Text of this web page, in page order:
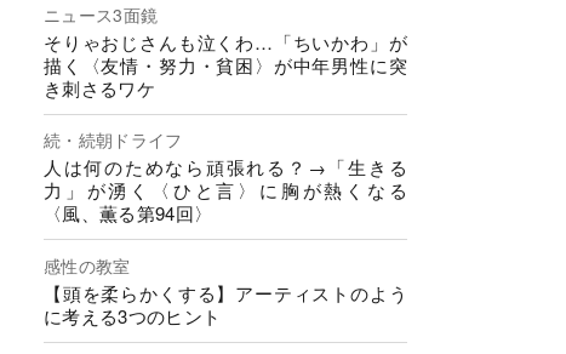
ニュース3面鏡
そりゃおじさんも泣くわ…「ちいかわ」が
描く〈友情・努力・貧困〉が中年男性に突
き刺さるワケ
続・続朝ドライフ
人は何のためなら頑張れる？→「生きる
力」が湧く〈ひと言〉に胸が熱くなる
〈風、薫る第94回〉
感性の教室
【頭を柔らかくする】アーティストのよう
に考える3つのヒント